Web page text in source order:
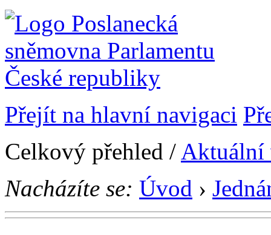
Přejít na hlavní navigaci
Celkový přehled / Aktuální
Nacházíte se: Úvod ›